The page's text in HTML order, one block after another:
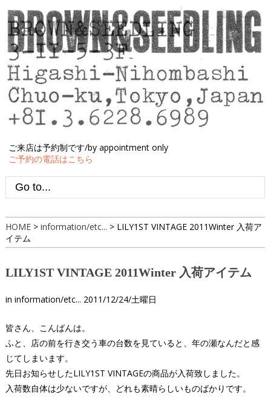
ご来店は予約制です/by appointment only
ご予約の電話はこちら
HOME> information/etc... > LILY1ST VINTAGE 2011Winter 入荷ア
イテム
LILY1ST VINTAGE 2011Winter 入荷アイテム
in information/etc... 2011/12/24/土曜日
皆さん、こんばんは。
ふと、店の前を行き交う車の台数を見ていると、年の瀬なんだと感
じてしまいます。
先日お知らせしたLILY1ST VINTAGEの商品が入荷致しました。
入荷数自体は少ないですが、どれも素晴らしいものばかりです。